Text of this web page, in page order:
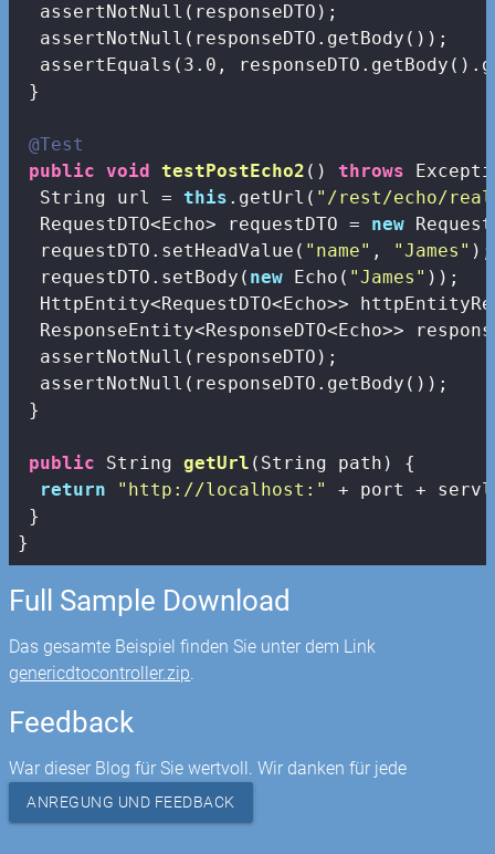
  assertNotNull(responseDTO);
  assertNotNull(responseDTO.getBody());
  assertEquals(
3.0 ,
}
@Test
public void testPostEcho2 () throws
  String url =
this .getUrl( "/rest/echo/
  RequestDTO<Echo> requestDTO =
new
  requestDTO.setHeadValue(
"name" , "James" );
  requestDTO.setBody(
new Echo( "James" ));
HttpEntity<RequestDTO<Echo>>
ResponseEntity<ResponseDTO<Echo>>
  assertNotNull(responseDTO);
  assertNotNull(responseDTO.getBody());
}
public String getUrl (String path)
{
return
"http://localhost:"
+ port +
}
}
Full Sample Download
Das gesamte Beispiel finden Sie unter dem Link
genericdtocontroller.zip.
Feedback
War dieser Blog für Sie wertvoll. Wir danken für jede
ANREGUNG UND FEEDBACK